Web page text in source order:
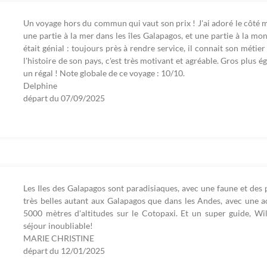
Un voyage hors du commun qui vaut son prix ! J'ai adoré le côté
une partie à la mer dans les îles Galapagos, et une partie à la
était génial : toujours près à rendre service, il connait son
l'histoire de son pays, c'est très motivant et agréable. Gros plus
un régal ! Note globale de ce voyage : 10/10.
Delphine
départ du 07/09/2025
Les Iles des Galapagos sont paradisiaques, avec une faune et
très belles autant aux Galapagos que dans les Andes, avec
5000 mètres d'altitudes sur le Cotopaxi. Et un super guide,
séjour inoubliable!
MARIE CHRISTINE
départ du 12/01/2025